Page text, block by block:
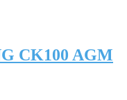
CK100 AGM